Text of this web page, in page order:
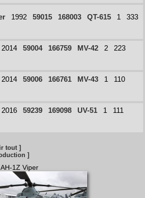
1992 59015 168003 QT-615 1
333
2014 59004 166759 MV-42 2
223
2014 59006 166761 MV-43 1
110
2016 59239 169098 UV-51 1
111
tout ]
]
1Z Viper